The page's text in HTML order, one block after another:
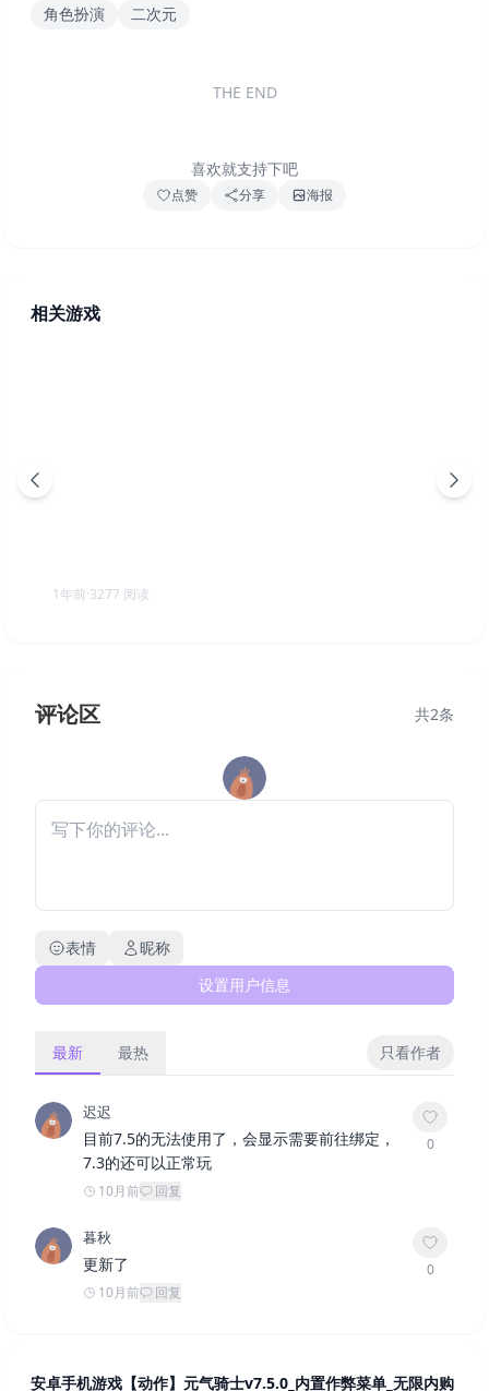
角色扮演 二次元
THE END
喜欢就支持下吧
点赞 分享 海报
相关游戏
1年前·3277 阅读
评论区 共2条
表情
昵称
设置用户信息
最新 最热 只看作者
迟迟
目前7.5的无法使用了，会显示需要前往绑定，
7.3的还可以正常玩
10月前 回复
0
暮秋
更新了
10月前 回复
0
安卓手机游戏【动作】元气骑士v7.5.0_内置作弊菜单_无限内购